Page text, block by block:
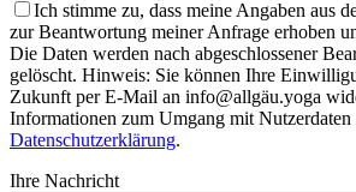
Ich stimme zu, dass meine Angaben aus
zur Beantwortung meiner Anfrage erhoben
Die Daten werden nach abgeschlossener
gelöscht. Hinweis: Sie können Ihre
Zukunft per E-Mail an info@allgäu.yoga
Informationen zum Umgang mit
Datenschutzerklärung.
Ihre Nachricht